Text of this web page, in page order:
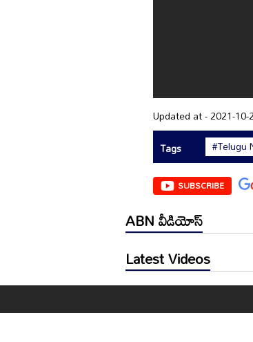
Updated at - 2021-
Tags
#Telugu
SUBSCRIBE
ABN వీడియోస్
Latest Videos